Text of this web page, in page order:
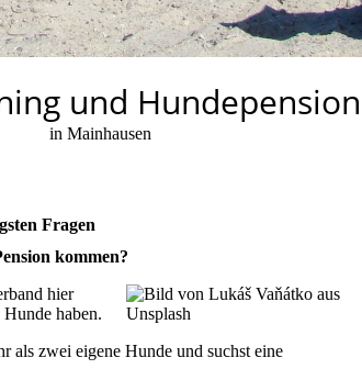
und Hundepension
in Mainhausen
Fragen
kommen?
hier
haben.
als zwei eigene Hunde und suchst eine